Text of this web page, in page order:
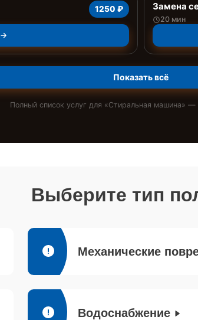
1250 ₽ Замена
20 мин
Показать всё
Полный список услуг для «Стиральная машина» —
Выберите тип
Механические
Водоснабжение